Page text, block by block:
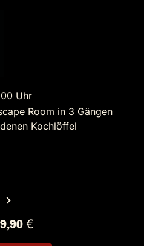
Uhr
Room in 3 Gängen
Kochlöffel
€